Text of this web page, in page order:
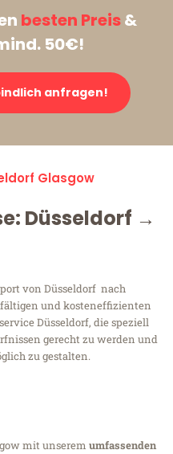
besten Preis&
50€!
anfragen!
Glasgow
Düsseldorf →
von Düsseldorf nach
und kosteneffizienten
Düsseldorf, die speziell
gerecht zu werden und
zu gestalten.
mit unserem umfassenden